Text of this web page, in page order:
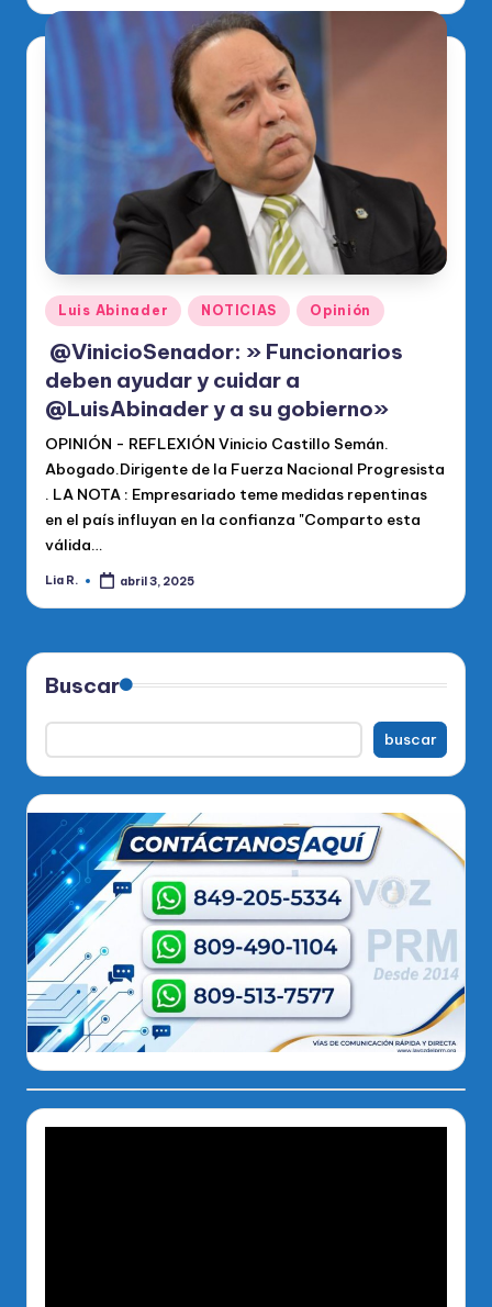
Publicado
en
Luis Abinader NOTICIAS Opinión
@VinicioSenador: » Funcionarios
deben ayudar y cuidar a
@LuisAbinader y a su gobierno»
OPINIÓN - REFLEXIÓN Vinicio Castillo Semán.
Abogado.Dirigente de la Fuerza Nacional Progresista
. LA NOTA : Empresariado teme medidas repentinas
en el país influyan en la confianza "Comparto esta
válida…
Publicado
Lia R. abril 3, 2025
Buscar
buscar